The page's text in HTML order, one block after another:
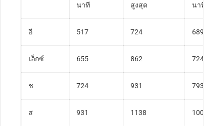
นาที สูงสุด นาที
อี 517 724 689
เอ็กซ์ 655 862 724
ช 724 931 793
ส 931 1138 1000